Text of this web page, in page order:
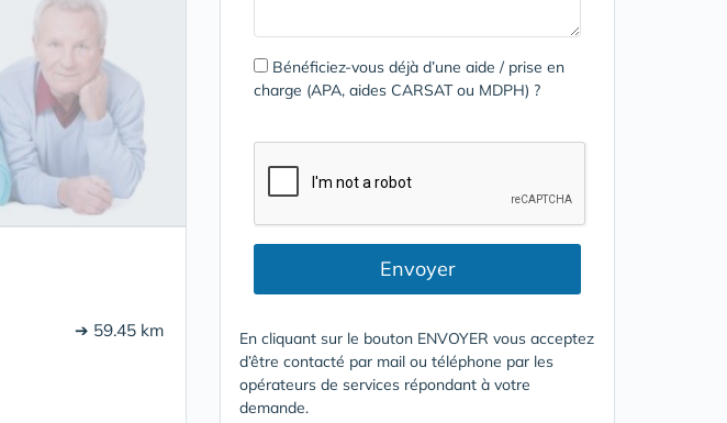
➔ 59.45 km
Bénéficiez-vous déjà d’une aide / prise en
charge (APA, aides CARSAT ou MDPH) ?
Envoyer
En cliquant sur le bouton ENVOYER vous acceptez
d’être contacté par mail ou téléphone par les
opérateurs de services répondant à votre
demande.